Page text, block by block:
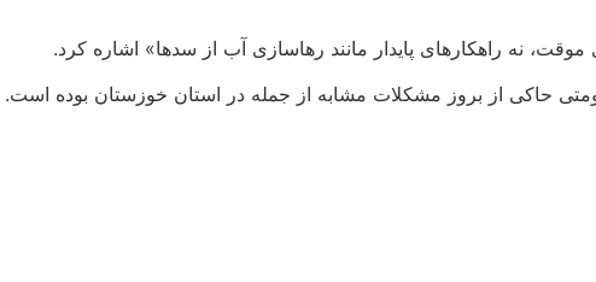
نه راهکارهای پایدار مانند رهاسازی آب از سدها»‌ اشاره کرد.
حاکی از بروز مشکلات مشابه از جمله در استان خوزستان بوده است.